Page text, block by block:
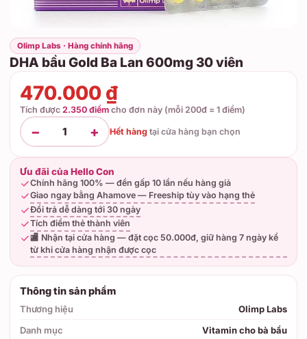
Olimp Labs · Hàng chính hãng
DHA bầu Gold Ba Lan 600mg 30 viên
470.000 ₫
Tích được 2.350 điểm cho đơn này (mỗi 200đ = 1 điểm)
− 1 + Hết hàng tại cửa hàng bạn chọn
Ưu đãi của Hello Con
Chính hãng 100% — đền gấp 10 lần nếu hàng giả
Giao ngay bằng Ahamove — Freeship tùy vào hạng thẻ
Đổi trả dễ dàng tới 30 ngày
Tích điểm thẻ thành viên
🏬 Nhận tại cửa hàng — đặt cọc 50.000đ, giữ hàng 7 ngày kể
từ khi cửa hàng nhận được cọc
Thông tin sản phẩm
Thương hiệu
Olimp Labs
Danh mục
Vitamin cho bà bầu